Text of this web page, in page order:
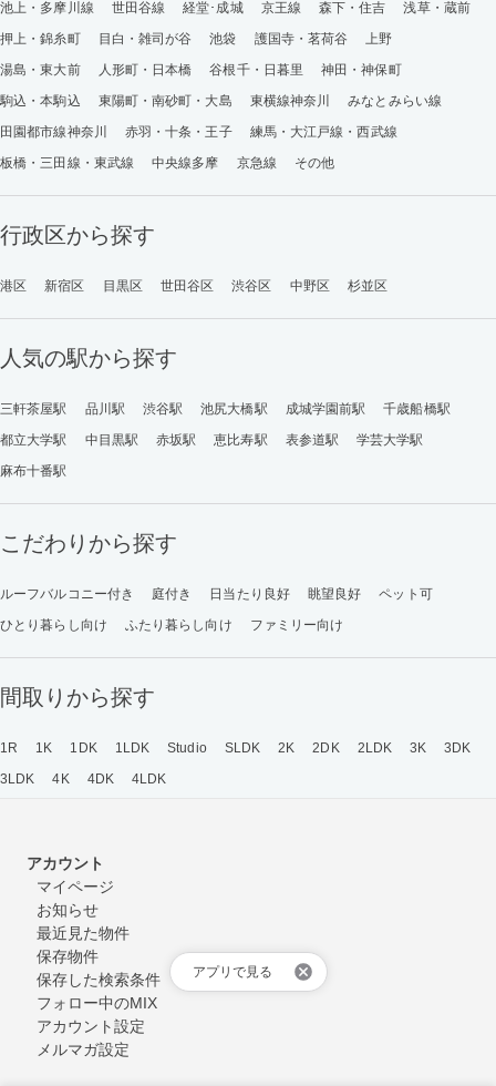
アプリで見る
池上・多摩川線
世田谷線 経堂･成城 京王線 森下・住吉
浅草・蔵前
押上・錦糸町
目白・雑司が谷 池袋 護国寺・茗荷谷
上野
湯島・東大前
人形町・日本橋 谷根千・日暮里
神田・神保町
駒込・本駒込
東陽町・南砂町・大島 東横線神奈川
みなとみらい線
田園都市線神奈川
赤羽・十条・王子
練馬・大江戸線・西武線
板橋・三田線・東武線
中央線多摩 京急線 その他
行政区から探す
港区 新宿区 目黒区 世田谷区 渋谷区 中野区 杉並区
人気の駅から探す
三軒茶屋駅 品川駅 渋谷駅 池尻大橋駅 成城学園前駅
千歳船橋駅
都立大学駅
中目黒駅 赤坂駅 恵比寿駅 表参道駅
学芸大学駅
麻布十番駅
こだわりから探す
ルーフバルコニー付き 庭付き 日当たり良好 眺望良好
ペット可
ひとり暮らし向け
ふたり暮らし向け ファミリー向け
間取りから探す
1R 1K 1DK 1LDK Studio SLDK 2K 2DK 2LDK 3K
3DK
3LDK
4K 4DK 4LDK
アカウント
マイページ
お知らせ
最近見た物件
保存物件
保存した検索条件
フォロー中のMIX
アカウント設定
メルマガ設定